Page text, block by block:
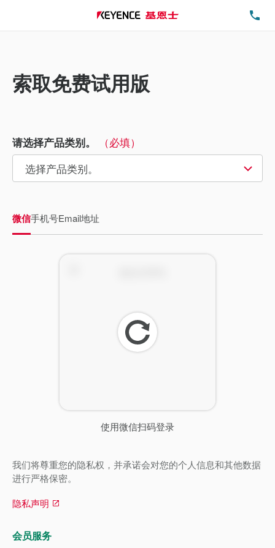
索取免费试用版
请选择产品类别。 （必填）
微信手机号Email地址
使用微信扫码登录
刷
新
我们将尊重您的隐私权，并承诺会对您的个人信息和其他数据
进行严格保密。
隐私声明
会员服务